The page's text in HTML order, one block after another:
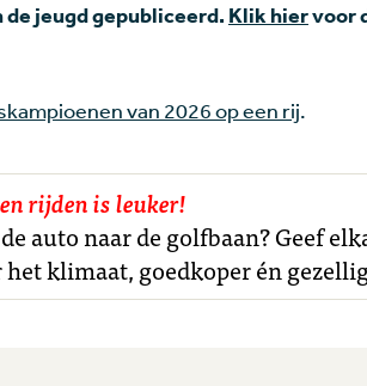
de jeugd gepubliceerd. Klik hiervoor
van 2026 op een rij.
rijden is leuker!
auto naar de golfbaan? Geef
klimaat, goedkoper én